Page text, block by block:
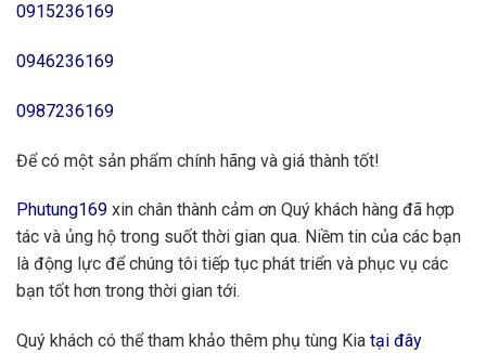
0915236169
0946236169
0987236169
Để có một sản phẩm chính hãng và giá thành tốt!
Phutung169 xin chân thành cảm ơn Quý khách hàng đã hợp
tác và ủng hộ trong suốt thời gian qua. Niềm tin của các bạn
là động lực để chúng tôi tiếp tục phát triển và phục vụ các
bạn tốt hơn trong thời gian tới.
Quý khách có thể tham khảo thêm phụ tùng Kia tại đây